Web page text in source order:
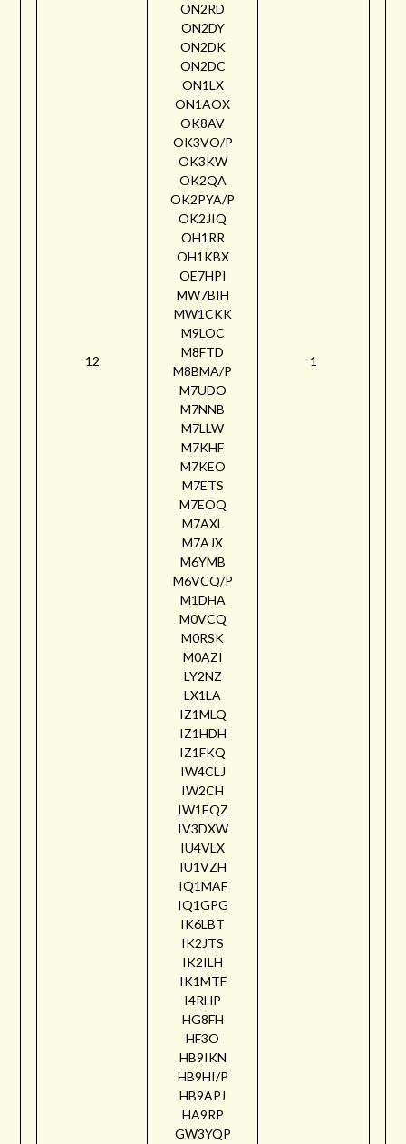
12
ON2RD
ON2DY
ON2DK
ON2DC
ON1LX
ON1AOX
OK8AV
OK3VO/P
OK3KW
OK2QA
OK2PYA/P
OK2JIQ
OH1RR
OH1KBX
OE7HPI
MW7BIH
MW1CKK
M9LOC
M8FTD
M8BMA/P
M7UDO
M7NNB
M7LLW
M7KHF
M7KEO
M7ETS
M7EOQ
M7AXL
M7AJX
M6YMB
M6VCQ/P
M1DHA
M0VCQ
M0RSK
M0AZI
LY2NZ
LX1LA
IZ1MLQ
IZ1HDH
IZ1FKQ
IW4CLJ
IW2CH
IW1EQZ
IV3DXW
IU4VLX
IU1VZH
IQ1MAF
IQ1GPG
IK6LBT
IK2JTS
IK2ILH
IK1MTF
I4RHP
HG8FH
HF3O
HB9IKN
HB9HI/P
HB9APJ
HA9RP
GW3YQP
1